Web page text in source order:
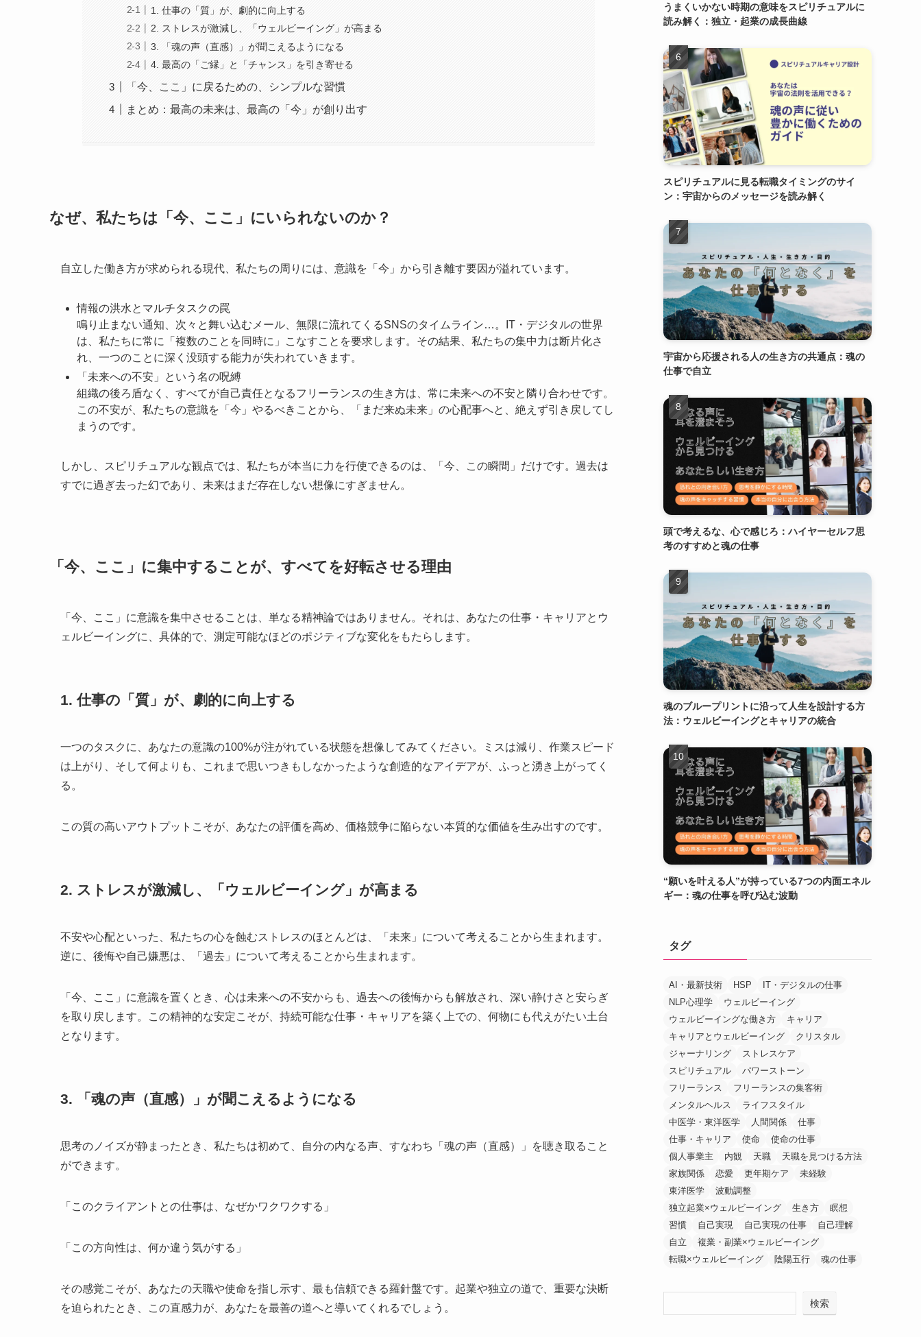
1. 仕事の「質」が、劇的に向上する
2. ストレスが激減し、「ウェルビーイング」が高まる
3. 「魂の声（直感）」が聞こえるようになる
4. 最高の「ご縁」と「チャンス」を引き寄せる
「今、ここ」に戻るための、シンプルな習慣
まとめ：最高の未来は、最高の「今」が創り出す
なぜ、私たちは「今、ここ」にいられないのか？
自立した働き方が求められる現代、私たちの周りには、意識を「今」から引き離す要因が溢れています。
情報の洪水とマルチタスクの罠
鳴り止まない通知、次々と舞い込むメール、無限に流れてくるSNSのタイムライン…。IT・デジタルの世界
は、私たちに常に「複数のことを同時に」こなすことを要求します。その結果、私たちの集中力は断片化さ
れ、一つのことに深く没頭する能力が失われていきます。
「未来への不安」という名の呪縛
組織の後ろ盾なく、すべてが自己責任となるフリーランスの生き方は、常に未来への不安と隣り合わせです。
この不安が、私たちの意識を「今」やるべきことから、「まだ来ぬ未来」の心配事へと、絶えず引き戻してし
まうのです。
しかし、スピリチュアルな観点では、私たちが本当に力を行使できるのは、「今、この瞬間」だけです。過去は
すでに過ぎ去った幻であり、未来はまだ存在しない想像にすぎません。
「今、ここ」に集中することが、すべてを好転させる理由
「今、ここ」に意識を集中させることは、単なる精神論ではありません。それは、あなたの仕事・キャリアとウ
ェルビーイングに、具体的で、測定可能なほどのポジティブな変化をもたらします。
1. 仕事の「質」が、劇的に向上する
一つのタスクに、あなたの意識の100%が注がれている状態を想像してみてください。ミスは減り、作業スピード
は上がり、そして何よりも、これまで思いつきもしなかったような創造的なアイデアが、ふっと湧き上がってく
る。
この質の高いアウトプットこそが、あなたの評価を高め、価格競争に陥らない本質的な価値を生み出すのです。
2. ストレスが激減し、「ウェルビーイング」が高まる
不安や心配といった、私たちの心を蝕むストレスのほとんどは、「未来」について考えることから生まれます。
逆に、後悔や自己嫌悪は、「過去」について考えることから生まれます。
「今、ここ」に意識を置くとき、心は未来への不安からも、過去への後悔からも解放され、深い静けさと安らぎ
を取り戻します。この精神的な安定こそが、持続可能な仕事・キャリアを築く上での、何物にも代えがたい土台
となります。
3. 「魂の声（直感）」が聞こえるようになる
思考のノイズが静まったとき、私たちは初めて、自分の内なる声、すなわち「魂の声（直感）」を聴き取ること
ができます。
「このクライアントとの仕事は、なぜかワクワクする」
「この方向性は、何か違う気がする」
その感覚こそが、あなたの天職や使命を指し示す、最も信頼できる羅針盤です。起業や独立の道で、重要な決断
を迫られたとき、この直感力が、あなたを最善の道へと導いてくれるでしょう。
うまくいかない時期の意味をスピリチュアルに
読み解く：独立・起業の成長曲線
スピリチュアルに見る転職タイミングのサイ
ン：宇宙からのメッセージを読み解く
宇宙から応援される人の生き方の共通点：魂の
仕事で自立
頭で考えるな、心で感じろ：ハイヤーセルフ思
考のすすめと魂の仕事
魂のブループリントに沿って人生を設計する方
法：ウェルビーイングとキャリアの統合
“願いを叶える人”が持っている7つの内面エネル
ギー：魂の仕事を呼び込む波動
タグ
AI・最新技術 HSP
IT・デジタルの仕事
NLP心理学
ウェルビーイング
ウェルビーイングな働き方
キャリア
キャリアとウェルビーイング
クリスタル
ジャーナリング
ストレスケア
スピリチュアル
パワーストーン
フリーランス
フリーランスの集客術
メンタルヘルス
ライフスタイル
中医学・東洋医学
人間関係
仕事
仕事・キャリア
使命
使命の仕事
個人事業主
内観 天職
天職を見つける方法
家族関係
恋愛 更年期ケア
未経験
東洋医学
波動調整
独立起業×ウェルビーイング
生き方
瞑想
習慣
自己実現 自己実現の仕事
自己理解
自立
複業・副業×ウェルビーイング
転職×ウェルビーイング
陰陽五行 魂の仕事
検索